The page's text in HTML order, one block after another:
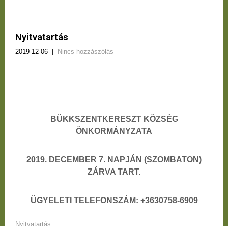
Nyitvatartás
2019-12-06 Nincs hozzászólás
BÜKKSZENTKERESZT KÖZSÉG
ÖNKORMÁNYZATA
2019. DECEMBER 7. NAPJÁN (SZOMBATON)
ZÁRVA TART.
ÜGYELETI TELEFONSZÁM: +3630758-6909
Nyitvatartás